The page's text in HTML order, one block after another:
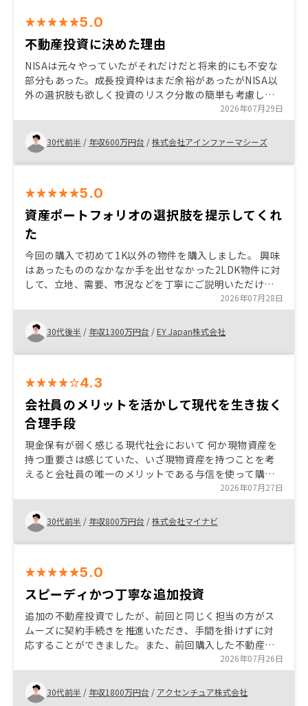
5.0
不動産投資に決めた理由
NISAは元々やっていたがそれだけだと将来的にも不安な
部分もあった。成長投資枠はまだ余裕があったがNISA以
外の選択肢も欲しく投資のリスク分散の簡単も考慮した
上で色々調べていたら不動産投資を気になった。選んだ
大きなきっかけは借入を使えること。
2026年07月29日
30代前半 / 年収600万円台 /株式会社アインファーマシーズ
5.0
資産ポートフォリオの選択肢を提示してくれ
た
今回の購入で初めて1K以外の物件を購入しました。 興味
はあったもののなかなか手を出せなかった2LDK物件に対
して、立地、需要、市況などを丁寧にご説明いただけた
ので購入に至りました。 従来の1Kとは違った形で資産形
成を行う選択肢を提示していただけたことに満足してい
ます。
2026年07月28日
30代後半 / 年収1300万円台 /EY Japan株式会社
4.3
会社員のメリットを活かして現代を生き抜く
合理手段
現金保有が弱く感じる現代社会において 何か現物資産を
持つ重要さは感じていた、いざ現物資産を持つことを考
えると会社員の唯一のメリットである与信を使って購入
できる高単価商品が不動産だった また老後に家がない場
合も最悪買った家に住むこともできると想定し購入に至
った また地方に実需用不動産を購入するつもりがなかっ
た（都心への通勤が嫌）ので投資で与信を使いたかった
※このニーズはたくさんあると思う
2026年07月27日
30代前半 / 年収800万円台 /株式会社マイナビ
5.0
スピーディかつ丁寧な追加投資
追加の不動産投資でしたが、前回と同じく担当の方がス
ムーズに契約手続きを推進いただき、手間を掛けずに対
応することができました。また、前回購入した不動産を
踏まえたポートフォリオ戦略の助言等、有意義に面談を
実施いただくことができました。
2026年07月26日
30代前半 / 年収1800万円台 / アクセンチュア株式会社